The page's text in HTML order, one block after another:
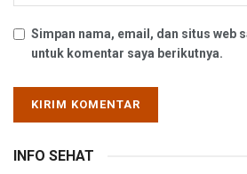
Simpan nama, email, dan situs web
untuk komentar saya berikutnya.
INFO SEHAT